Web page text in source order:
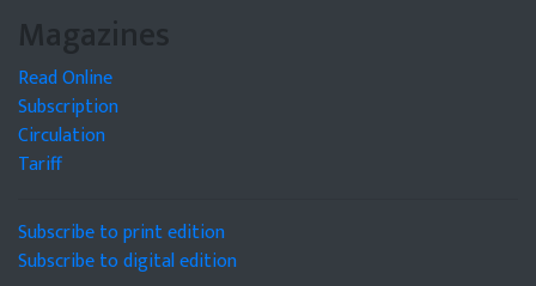
Magazines
Read Online
Subscription
Circulation
Tariff
Subscribe to print edition
Subscribe to digital edition